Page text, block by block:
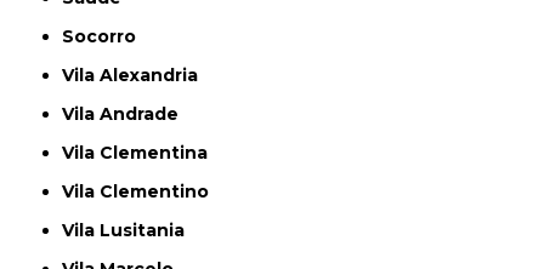
Socorro
Vila Alexandria
Vila Andrade
Vila Clementina
Vila Clementino
Vila Lusitania